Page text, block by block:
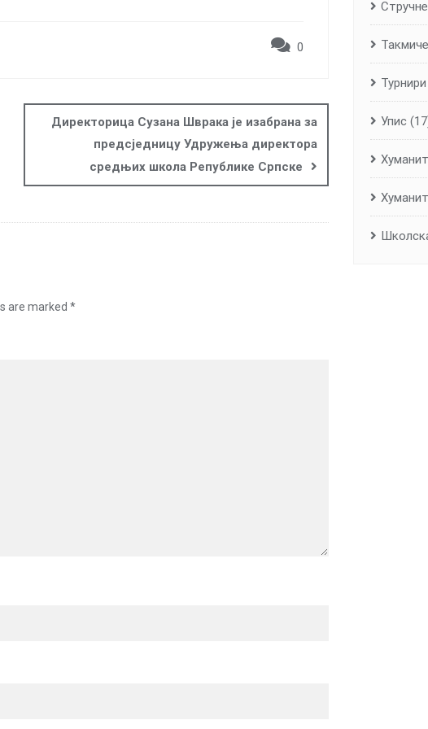
0
Директорица Сузана Шврака је изабрана за
предсједницу Удружења директора
средњих школа Републике Српске
are marked *
Турнири
Упис